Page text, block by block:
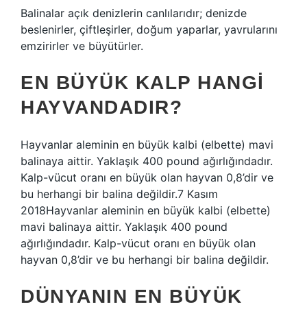
Balinalar açık denizlerin canlılarıdır; denizde
beslenirler, çiftleşirler, doğum yaparlar, yavrularını
emzirirler ve büyütürler.
EN BÜYÜK KALP HANGI
HAYVANDADIR?
Hayvanlar aleminin en büyük kalbi (elbette) mavi
balinaya aittir. Yaklaşık 400 pound ağırlığındadır.
Kalp-vücut oranı en büyük olan hayvan 0,8’dir ve
bu herhangi bir balina değildir.7 Kasım
2018Hayvanlar aleminin en büyük kalbi (elbette)
mavi balinaya aittir. Yaklaşık 400 pound
ağırlığındadır. Kalp-vücut oranı en büyük olan
hayvan 0,8’dir ve bu herhangi bir balina değildir.
DÜNYANIN EN BÜYÜK